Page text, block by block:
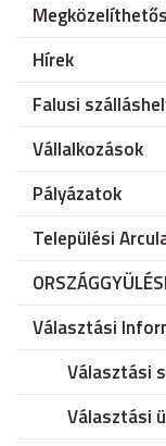
Hírek
Falusi
Vállalkozások
Pályázatok
Települési
Választási
Választási
Választási